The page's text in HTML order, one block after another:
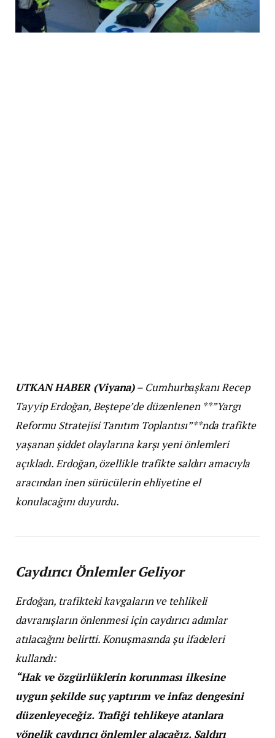
UTKAN HABER (Viyana)– Cumhurbaşkanı Recep
Tayyip Erdoğan, Beştepe’de düzenlenen **”Yargı
Reformu Stratejisi Tanıtım Toplantısı”**nda trafikte
yaşanan şiddet olaylarına karşı yeni önlemleri
açıkladı. Erdoğan, özellikle trafikte saldırı amacıyla
aracından inen sürücülerin ehliyetine el
konulacağını duyurdu.
Caydırıcı Önlemler Geliyor
Erdoğan, trafikteki kavgaların ve tehlikeli
davranışların önlenmesi için caydırıcı adımlar
atılacağını belirtti. Konuşmasında şu ifadeleri
kullandı:
“Hak ve özgürlüklerin korunması ilkesine
uygun şekilde suç yaptırım ve infaz dengesini
düzenleyeceğiz. Trafiği tehlikeye atanlara
yönelik caydırıcı önlemler alacağız. Saldırı